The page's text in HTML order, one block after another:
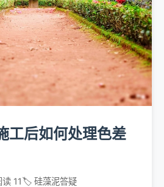
工后如何处理色差
11🏷️ 硅藻泥答疑